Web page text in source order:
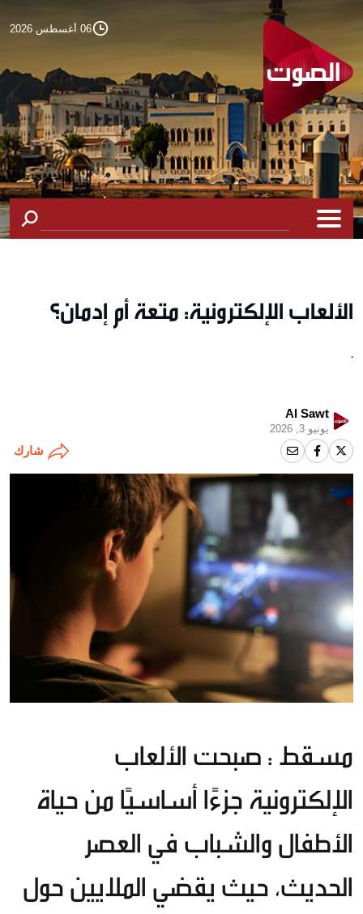
06 أغسطس 2026
الألعاب الإلكترونية: متعة أم إدمان؟
.
Al Sawt
يونيو 3, 2026
شارك
مسقط : صبحت الألعاب
الإلكترونية جزءًا أساسيًا من حياة
الأطفال والشباب في العصر
الحديث، حيث يقضي الملايين حول